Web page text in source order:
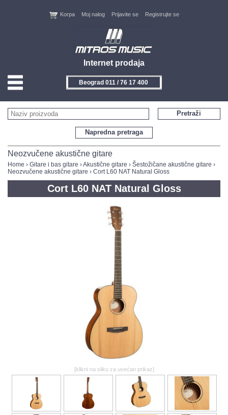
Internet prodaja
Korpa Moj nalog Prijavite se Registrujte se
Beograd 011 / 76 17 400
HOME
KONTAKT
PROIZVOĐAČI
AKCIJE
NOVITETI
FEEDBACK
GALERIJA
Napredna pretraga
Pretraži
Neozvučene akustične gitare
Home › Gitare i bas gitare ›Akustične gitare › Šestožičane akustične gitare ›
Neozvučene akustične gitare › Cort L60 NAT Natural Gloss
Cort L60 NAT Natural Gloss
[klikni na sliku za uvećan prikaz]